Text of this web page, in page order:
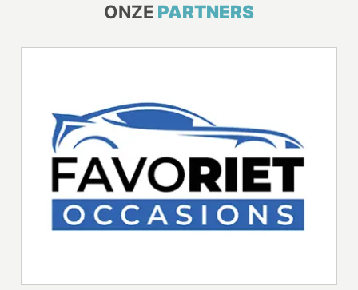
ONZE PARTNERS